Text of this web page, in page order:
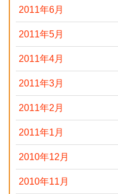
2011年6月
2011年5月
2011年4月
2011年3月
2011年2月
2011年1月
2010年12月
2010年11月